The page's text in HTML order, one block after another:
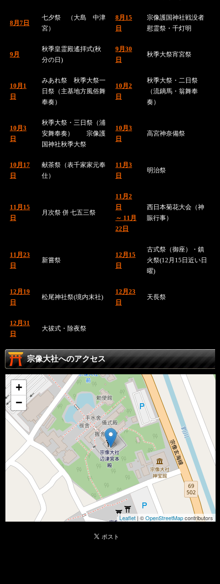
8月7日
七夕祭 （大島 中津
宮）
8月15
日
宗像護国神社戦没者
慰霊祭・千灯明
9月
秋季皇霊殿遙拝式(秋
分の日)
9月30
日
秋季大祭宵宮祭
10月1
日
みあれ祭 秋季大祭一
日祭（主基地方風俗舞
奉奏）
10月2
日
秋季大祭・二日祭
（流鏑馬・翁舞奉
奏）
10月3
日
秋季大祭・三日祭（浦
安舞奉奏） 宗像護
国神社秋季大祭
10月3
日
高宮神奈備祭
10月17
日
献茶祭（表千家家元奉
仕）
11月3
日
明治祭
11月15
日
月次祭 併 七五三祭
11月2
日
～ 11月
22日
西日本菊花大会（神
賑行事）
11月23
日
新嘗祭
12月15
日
古式祭（御座）・鎮
火祭(12月15日近い日
曜)
12月19
日
松尾神社祭(境内末社)
12月23
日
天長祭
12月31
日
大祓式・除夜祭
宗像大社へのアクセス
+
−
Leaflet | ©OpenStreetMapcontributors